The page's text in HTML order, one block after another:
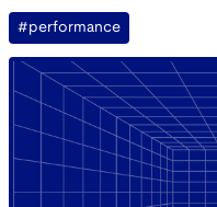
#performance